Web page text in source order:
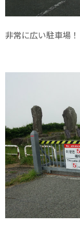
非常に広い駐車場！